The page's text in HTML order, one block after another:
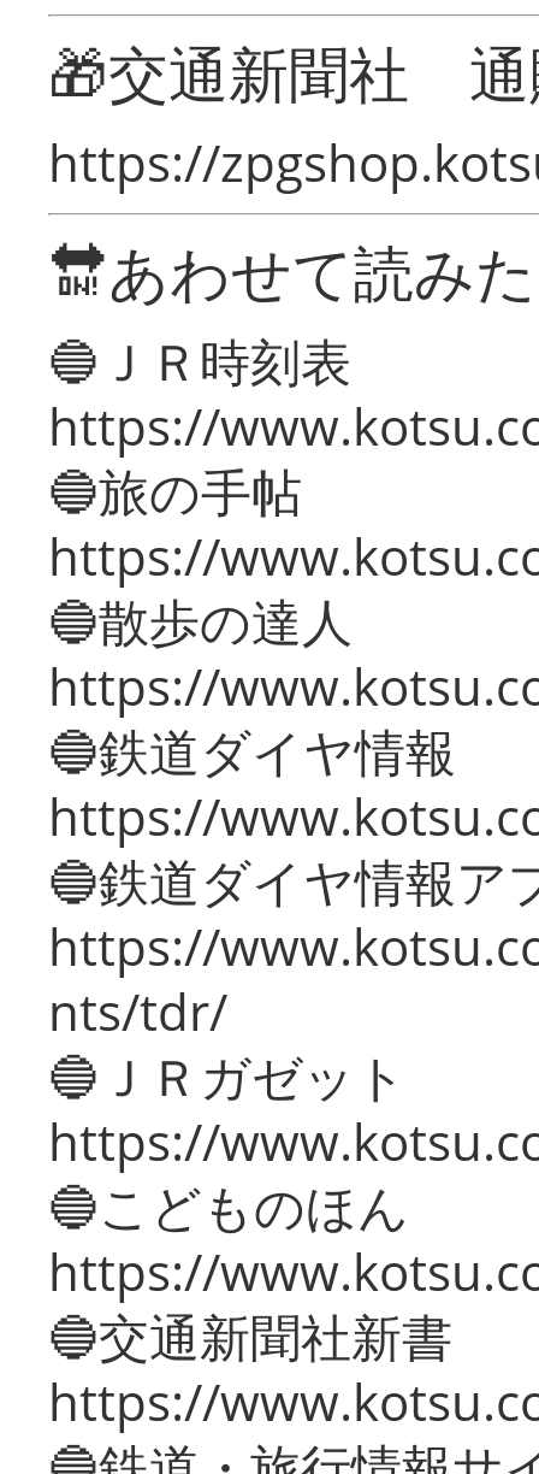
🎁交通新聞社
https://
🔛あわせて読み
🔵ＪＲ時刻表
https://
🔵旅の手帖
https://
🔵散歩の達人
https://
🔵鉄道ダイヤ情報
https://
🔵鉄道ダイヤ情報ア
https://
nts/tdr/
🔵ＪＲガゼット
https://
🔵こどものほん
https://
🔵交通新聞社新書
https://